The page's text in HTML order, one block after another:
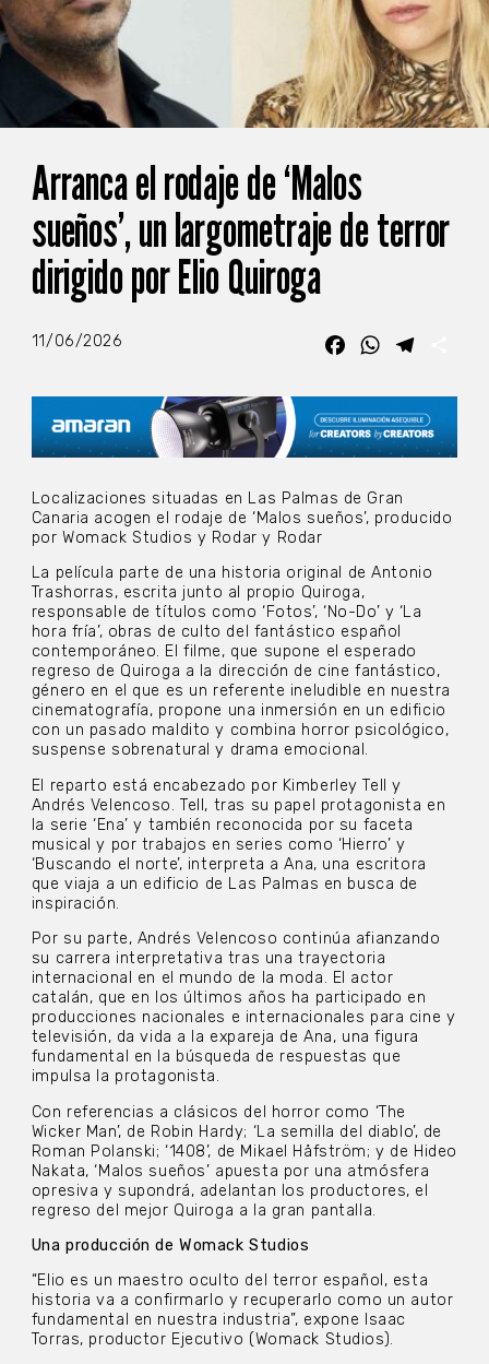
Arranca el rodaje de ‘Malos
sueños’, un largometraje de terror
dirigido por Elio Quiroga
11/06/2026 FacebookWhatsApp
Localizaciones situadas en Las Palmas de Gran
Canaria acogen el rodaje de ‘Malos sueños’, producido
por Womack Studios y Rodar y Rodar
La película parte de una historia original de Antonio
Trashorras, escrita junto al propio Quiroga,
responsable de títulos como ‘Fotos’, ‘No-Do’ y ‘La
hora fría’, obras de culto del fantástico español
contemporáneo. El filme, que supone el esperado
regreso de Quiroga a la dirección de cine fantástico,
género en el que es un referente ineludible en nuestra
cinematografía, propone una inmersión en un edificio
con un pasado maldito y combina horror psicológico,
suspense sobrenatural y drama emocional.
El reparto está encabezado por Kimberley Tell y
Andrés Velencoso. Tell, tras su papel protagonista en
la serie ‘Ena’ y también reconocida por su faceta
musical y por trabajos en series como ‘Hierro’ y
‘Buscando el norte’, interpreta a Ana, una escritora
que viaja a un edificio de Las Palmas en busca de
inspiración.
Por su parte, Andrés Velencoso continúa afianzando
su carrera interpretativa tras una trayectoria
internacional en el mundo de la moda. El actor
catalán, que en los últimos años ha participado en
producciones nacionales e internacionales para cine y
televisión, da vida a la expareja de Ana, una figura
fundamental en la búsqueda de respuestas que
impulsa la protagonista.
Con referencias a clásicos del horror como ‘The
Wicker Man’, de Robin Hardy; ‘La semilla del diablo’, de
Roman Polanski; ‘1408’, de Mikael Håfström; y de Hideo
Nakata, ‘Malos sueños’ apuesta por una atmósfera
opresiva y supondrá, adelantan los productores, el
regreso del mejor Quiroga a la gran pantalla.
Una producción de Womack Studios
“Elio es un maestro oculto del terror español, esta
historia va a confirmarlo y recuperarlo como un autor
fundamental en nuestra industria”, expone Isaac
Torras, productor Ejecutivo (Womack Studios).